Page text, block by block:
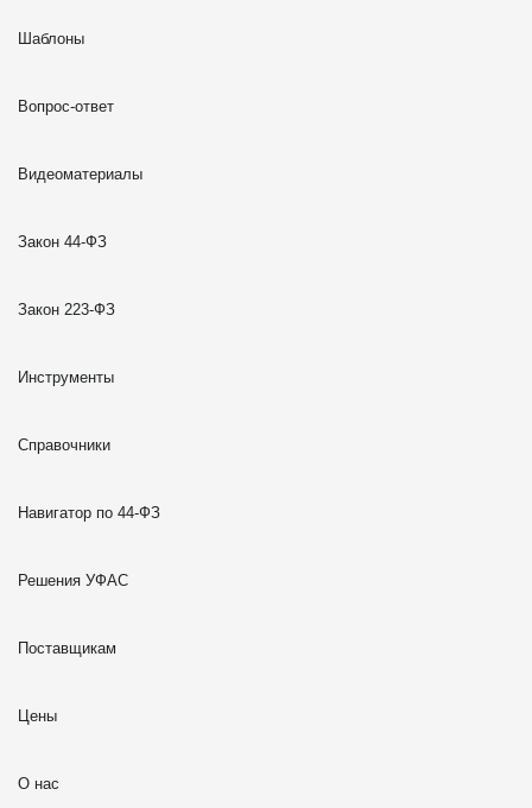
Шаблоны
Вопрос-ответ
Видеоматериалы
Закон 44-ФЗ
Закон 223-ФЗ
Инструменты
Справочники
Навигатор по 44-ФЗ
Решения УФАС
Поставщикам
Цены
О нас